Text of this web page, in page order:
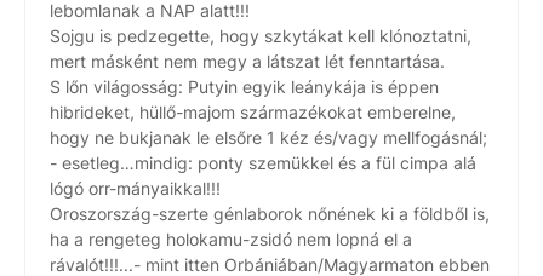
lebomlanak a NAP alatt!!!
Sojgu is pedzegette, hogy szkytákat kell klónoztatni,
mert másként nem megy a látszat lét fenntartása.
S lőn világosság: Putyin egyik leánykája is éppen
hibrideket, hüllő-majom származékokat emberelne,
hogy ne bukjanak le elsőre 1 kéz és/vagy mellfogásnál;
- esetleg…mindig: ponty szemükkel és a fül cimpa alá
lógó orr-mányaikkal!!!
Oroszország-szerte génlaborok nőnének ki a földből is,
ha a rengeteg holokamu-zsidó nem lopná el a
rávalót!!!...- mint itten Orbániában/Magyarmaton ebben